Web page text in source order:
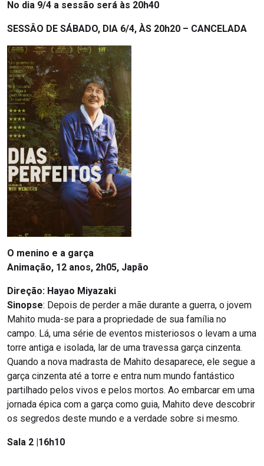
No dia 9/4 a sessão será às 20h40
SESSÂO DE SÁBADO, DIA 6/4, ÀS 20h20 – CANCELADA
O menino e a garça
Animação, 12 anos, 2h05, Japão
Direção: Hayao Miyazaki
Sinopse: Depois de perder a mãe durante a guerra, o jovem
Mahito muda-se para a propriedade de sua família no
campo. Lá, uma série de eventos misteriosos o levam a uma
torre antiga e isolada, lar de uma travessa garça cinzenta.
Quando a nova madrasta de Mahito desaparece, ele segue a
garça cinzenta até a torre e entra num mundo fantástico
partilhado pelos vivos e pelos mortos. Ao embarcar em uma
jornada épica com a garça como guia, Mahito deve descobrir
os segredos deste mundo e a verdade sobre si mesmo.
Sala 2 |16h10